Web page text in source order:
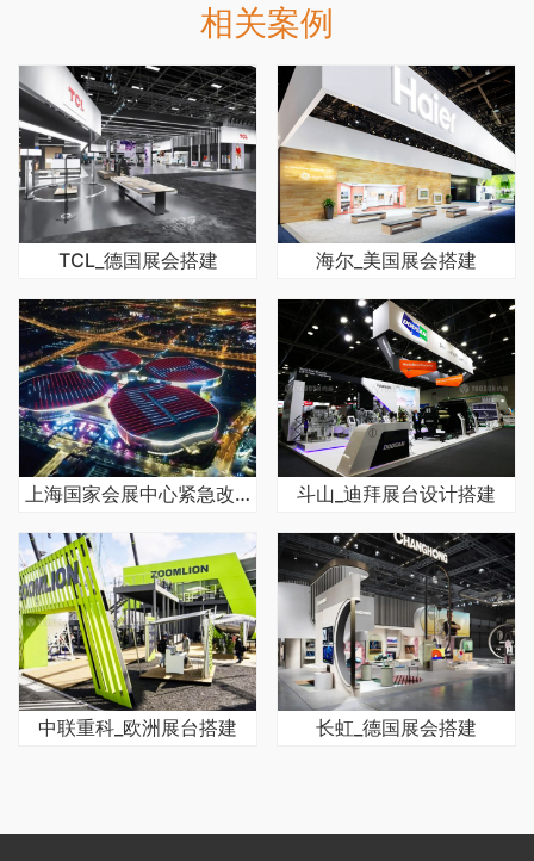
相关案例
TCL_德国展会搭建 海尔_美国展会搭建
上海国家会展中心紧急改建成蕞大方舱医院 斗山_迪拜展台设计搭建
中联重科_欧洲展台搭建 长虹_德国展会搭建